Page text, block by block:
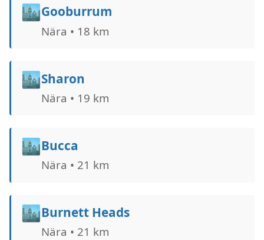
🏙️Gooburrum
Nära • 18 km
🏙️Sharon
Nära • 19 km
🏙️Bucca
Nära • 21 km
🏙️Burnett Heads
Nära • 21 km